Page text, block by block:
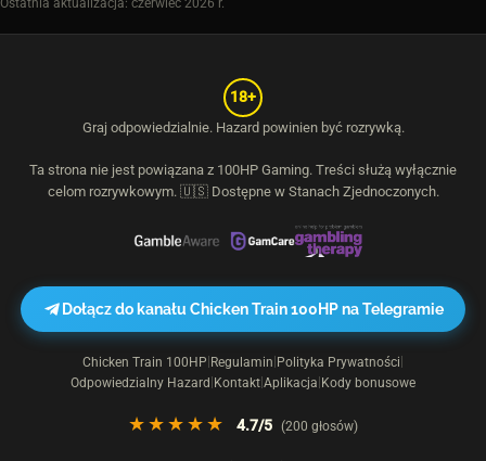
18+
Graj odpowiedzialnie. Hazard powinien być rozrywką.
Ta strona nie jest powiązana z 100HP Gaming. Treści służą wyłącznie
celom rozrywkowym. 🇺🇸 Dostępne w Stanach Zjednoczonych.
Dołącz do kanału Chicken Train 100HP na Telegramie
Chicken Train 100HP Regulamin Polityka Prywatności
Odpowiedzialny Hazard Kontakt Aplikacja Kody bonusowe
★★★★★ 4.7/5 (200 głosów)